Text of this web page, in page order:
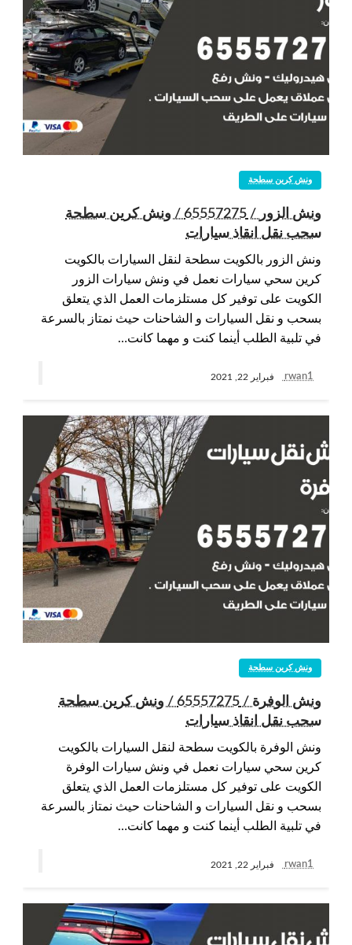
ونش كرين سطحة
ونش الزور / 65557275 / ونش كرين سطحة
سحب نقل انقاذ سيارات
ونش الزور بالكويت سطحة لنقل السيارات بالكويت
كرين سحي سيارات نعمل في ونش سيارات الزور
الكويت على توفير كل مستلزمات العمل الذي يتعلق
بسحب و نقل السيارات و الشاحنات حيث نمتاز بالسرعة
في تلبية الطلب أينما كنت و مهما كانت…
rwan1 فبراير 22, 2021
ونش كرين سطحة
ونش الوفرة / 65557275 / ونش كرين سطحة
سحب نقل انقاذ سيارات
ونش الوفرة بالكويت سطحة لنقل السيارات بالكويت
كرين سحي سيارات نعمل في ونش سيارات الوفرة
الكويت على توفير كل مستلزمات العمل الذي يتعلق
بسحب و نقل السيارات و الشاحنات حيث نمتاز بالسرعة
في تلبية الطلب أينما كنت و مهما كانت…
rwan1 فبراير 22, 2021